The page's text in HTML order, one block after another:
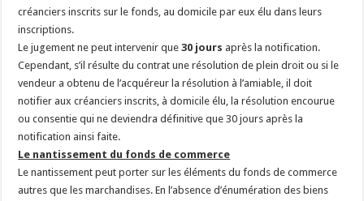
créanciers inscrits sur le fonds, au domicile par eux élu dans leurs
inscriptions.
Le jugement ne peut intervenir que30 jours après la notification.
Cependant, s’il résulte du contrat une résolution de plein droit ou si le
vendeur a obtenu de l’acquéreur la résolution à l’amiable, il doit
notifier aux créanciers inscrits, à domicile élu, la résolution encourue
ou consentie qui ne deviendra définitive que 30 jours après la
notification ainsi faite.
Le nantissement du fonds de commerce
Le nantissement peut porter sur les éléments du fonds de commerce
autres que les marchandises. En l’absence d’énumération des biens